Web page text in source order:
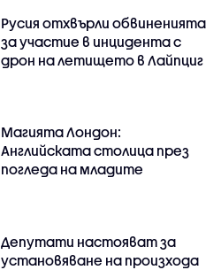
Русия отхвърли обвиненията
за участие в инцидента с
дрон на летището в Лайпциг
Магията Лондон:
Английската столица през
погледа на младите
Депутати настояват за
установяване на произхода